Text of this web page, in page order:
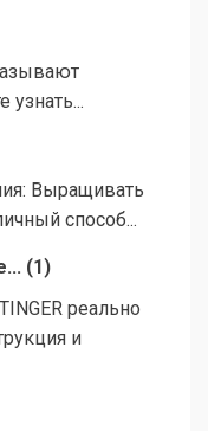
Выращивать
способ...
(1 )
реально
и